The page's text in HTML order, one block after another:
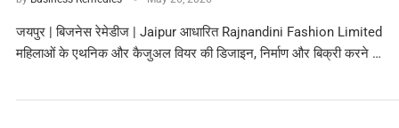
जयपुर | बिजनेस रेमेडीज | Jaipur आधारित Rajnandini Fashion Limited
महिलाओं के एथनिक और कैजुअल वियर की डिजाइन, निर्माण और बिक्री करने …